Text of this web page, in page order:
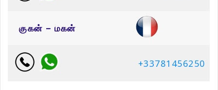
குகன் – மகன்
+33781456250